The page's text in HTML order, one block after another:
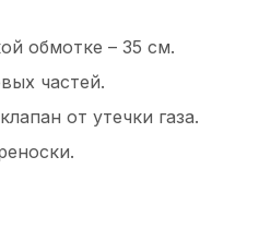
обмотке – 35 см.
частей.
от утечки газа.